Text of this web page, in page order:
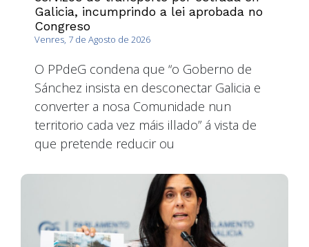
Galicia, incumprindo a lei aprobada no
Congreso
Venres, 7 de Agosto de 2026
O PPdeG condena que “o Goberno de
Sánchez insista en desconectar Galicia e
converter a nosa Comunidade nun
territorio cada vez máis illado” á vista de
que pretende reducir ou